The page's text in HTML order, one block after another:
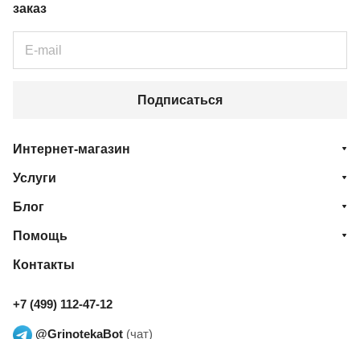
заказ
Подписаться
Интернет-магазин
Услуги
Блог
Помощь
Контакты
+7 (499) 112-47-12
@GrinotekaBot (чат)